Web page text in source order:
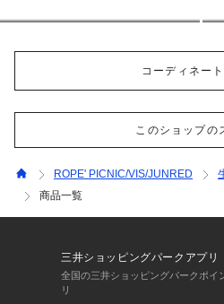
コーディネー
このショップの
ROPE' PICNIC/VIS/JUNRED
商品一覧
三井ショッピングパークアプリ
全国の三井ショッピングパークポイ
リ